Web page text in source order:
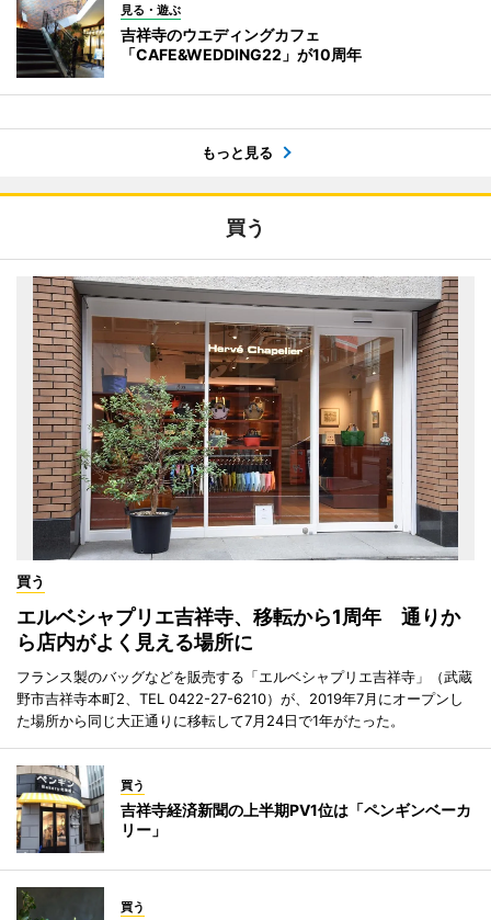
見る・遊ぶ
吉祥寺のウエディングカフェ
「CAFE&WEDDING22」が10周年
もっと見る
買う
買う
エルベシャプリエ吉祥寺、移転から1周年 通りか
ら店内がよく見える場所に
フランス製のバッグなどを販売する「エルベシャプリエ吉祥寺」（武蔵
野市吉祥寺本町2、TEL 0422-27-6210）が、2019年7月にオープンし
た場所から同じ大正通りに移転して7月24日で1年がたった。
買う
吉祥寺経済新聞の上半期PV1位は「ペンギンベーカ
リー」
買う